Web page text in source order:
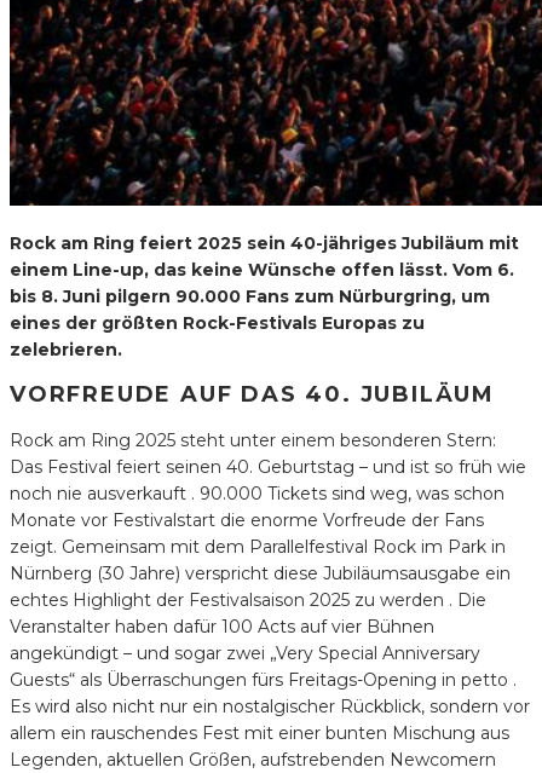
Rock am Ring feiert 2025 sein 40-jähriges Jubiläum mit
einem Line-up, das keine Wünsche offen lässt. Vom 6.
bis 8. Juni pilgern 90.000 Fans zum Nürburgring, um
eines der größten Rock-Festivals Europas zu
zelebrieren.
VORFREUDE AUF DAS 40. JUBILÄUM
Rock am Ring 2025 steht unter einem besonderen Stern:
Das Festival feiert seinen 40. Geburtstag – und ist so früh wie
noch nie ausverkauft . 90.000 Tickets sind weg, was schon
Monate vor Festivalstart die enorme Vorfreude der Fans
zeigt. Gemeinsam mit dem Parallelfestival Rock im Park in
Nürnberg (30 Jahre) verspricht diese Jubiläumsausgabe ein
echtes Highlight der Festivalsaison 2025 zu werden . Die
Veranstalter haben dafür 100 Acts auf vier Bühnen
angekündigt – und sogar zwei „Very Special Anniversary
Guests“ als Überraschungen fürs Freitags-Opening in petto .
Es wird also nicht nur ein nostalgischer Rückblick, sondern vor
allem ein rauschendes Fest mit einer bunten Mischung aus
Legenden, aktuellen Größen, aufstrebenden Newcomern